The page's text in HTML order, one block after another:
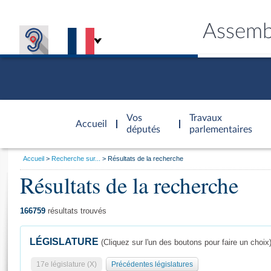
Accueil
d'accueil
Vos
députés
Travaux
parlementaires
Général
Vous
Accueil Recherche sur... Résultats de la recherche
Résultats de la recherche
166759 résultats trouvés
LÉGISLATURE (Cliquez sur l'un des boutons pour faire un choix)
17e législature (X) Précédentes législatures